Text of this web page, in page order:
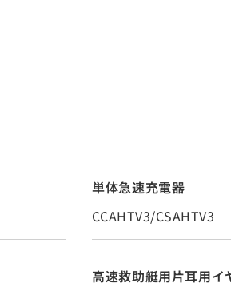
単体急速充電器
CCAHTV3/CSAHTV3
高速救助艇用片耳用イ